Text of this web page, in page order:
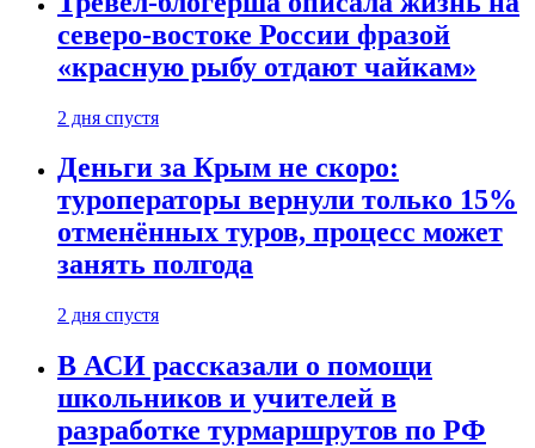
северо-востоке России фразой
«красную рыбу отдают чайкам»
2 дня спустя
Деньги за Крым не скоро:
туроператоры вернули только 15%
отменённых туров, процесс может
занять полгода
2 дня спустя
В АСИ рассказали о помощи
школьников и учителей в
разработке турмаршрутов по РФ